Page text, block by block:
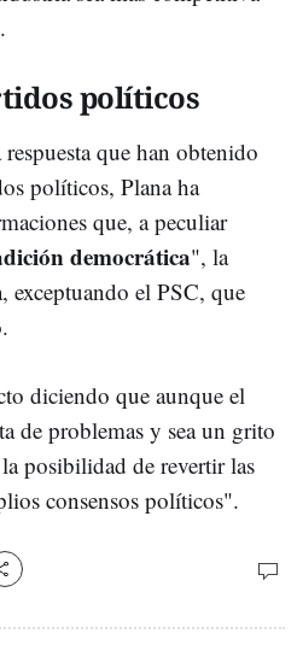
políticos
que han obtenido
políticos, Plana ha
que, a peculiar
democrática", la
exceptuando el PSC, que
diciendo que aunque el
de problemas y sea un grito
posibilidad de revertir las
consensos políticos".